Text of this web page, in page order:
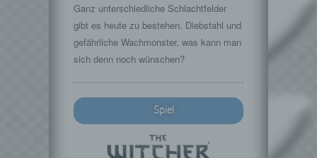
Ganz unterschiedliche Schlachtfelder
gibt es heute zu bestehen. Diebstahl und
gefährliche Wachmonster, was kann man
sich denn noch wünschen?
Spiel